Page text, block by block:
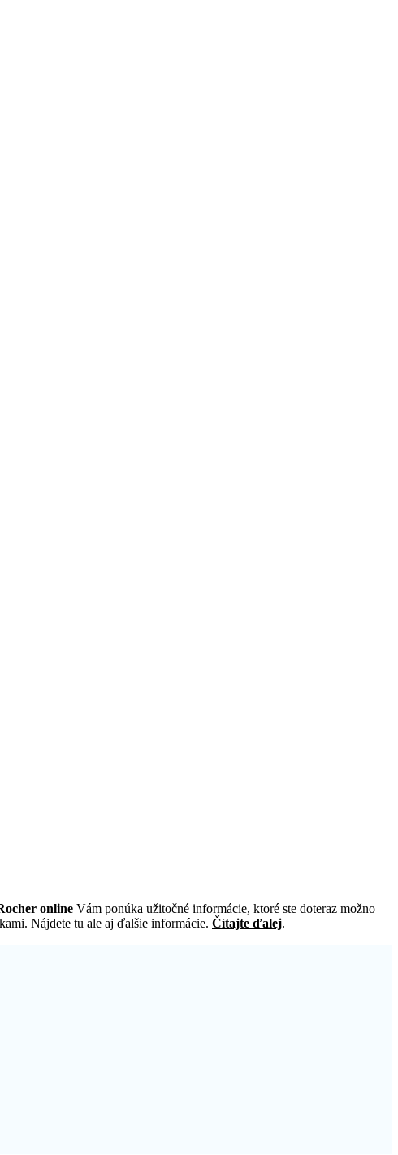
online Vám ponúka užitočné informácie, ktoré ste doteraz možno
Nájdete tu ale aj ďalšie informácie. Čítajte ďalej.